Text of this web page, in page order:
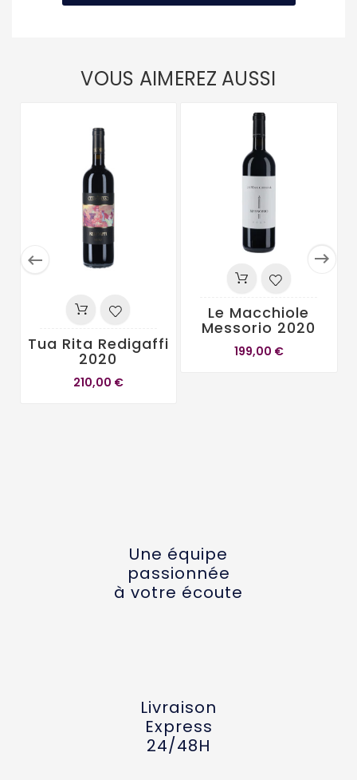
VOUS AIMEREZ AUSSI
 
Tua Rita Redigaffi
2020
210,00 €
Le Macchiole
Messorio 2020
199,00 €
Une équipe
passionnée
à votre écoute
Livraison
Express
24/48H